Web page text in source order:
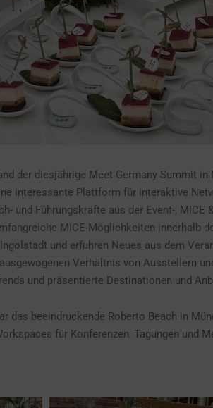
der diesjährige Meet Germany Summit in
interessante Plattform für interaktive
und Führungskräfte aus der Event-, MICE
MICE-Möglichkeiten innerhalb
und erfuhren Neues aus dem
Verhältnis von Ausstellern
und präsentierte Destinationen und
das beeindruckende Roberto Beach in
für Konferenzen, Tagungen und